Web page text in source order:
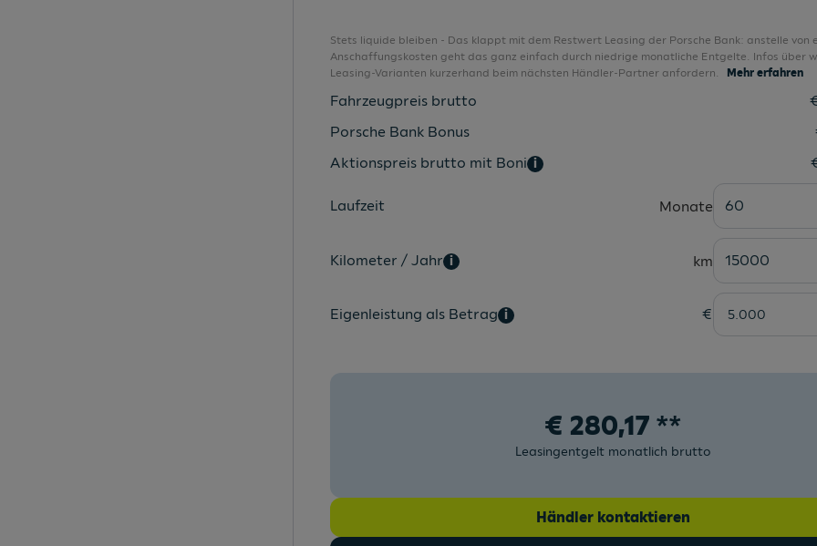
Kreuzungsassistent
Kühlergrilleinfassung in Chrom
Ladeboden variabel
LED Innenraumbeleuchtung
LED-Nebelscheinwerfer mit Abbiegelicht
Lenkrad beheizbar
Leuchtweitenregulierung manuell
Media System 10,4" (26,4cm)
Mittelarmlehne vorne
Müdigkeits- und Ablenkungserkennung
Stets liquide bleiben - Das klappt mit dem Restwert Leasing der Porsche Bank: anstelle von
Anschaffungskosten geht das ganz einfach durch niedrige monatliche Entgelte. Infos über
Leasing-Varianten kurzerhand beim nächsten Händler-Partner anfordern.
Mehr erfahren
Fahrzeugpreis brutto
Porsche Bank Bonus
Aktionspreis brutto mit Boni i
Laufzeit Monate 60
Kilometer / Jahr i km 15000
Eigenleistung als Betrag i €
€ 280,17 **
Leasingentgelt monatlich brutto
Händler kontaktieren